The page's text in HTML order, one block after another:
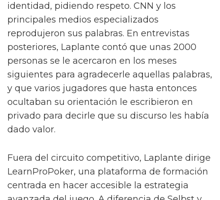
identidad, pidiendo respeto. CNN y los
principales medios especializados
reprodujeron sus palabras. En entrevistas
posteriores, Laplante contó que unas 2000
personas se le acercaron en los meses
siguientes para agradecerle aquellas palabras,
y que varios jugadores que hasta entonces
ocultaban su orientación le escribieron en
privado para decirle que su discurso les había
dado valor.
Fuera del circuito competitivo, Laplante dirige
LearnProPoker, una plataforma de formación
centrada en hacer accesible la estrategia